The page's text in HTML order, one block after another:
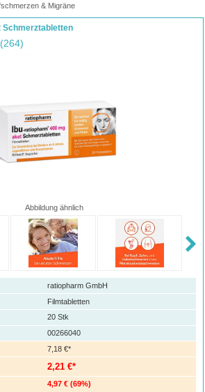
& Migräne
Schmerztabletten
(264)
Abbildung ähnlich
ratiopharm GmbH
Filmtabletten
20 Stk
00266040
7,18 €*
2,21 €*
4,97 € (69%)